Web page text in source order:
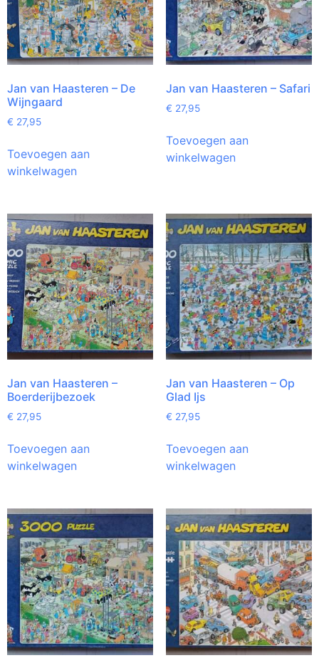
Jan van Haasteren – De
Wijngaard
€ 27,95
Toevoegen aan
winkelwagen
Jan van Haasteren – Safari
€ 27,95
Toevoegen aan
winkelwagen
Jan van Haasteren –
Boerderijbezoek
€ 27,95
Toevoegen aan
winkelwagen
Jan van Haasteren – Op
Glad Ijs
€ 27,95
Toevoegen aan
winkelwagen